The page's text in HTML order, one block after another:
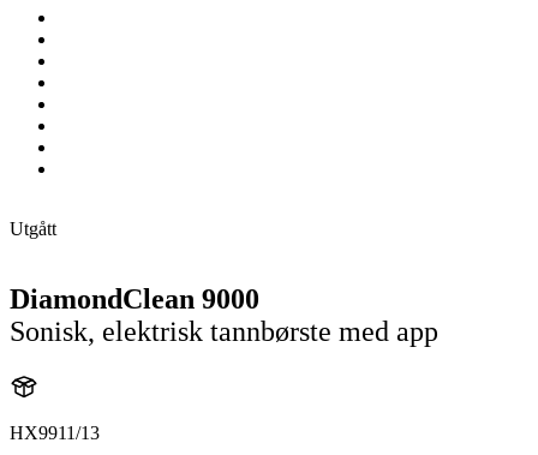
Utgått
DiamondClean 9000
Sonisk, elektrisk tannbørste med app
HX9911/13